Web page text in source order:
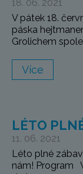
18. 06. 2021
V pátek 18.
páska
Grolichem
Více
LÉTO
11. 06. 2021
Léto plné
nám! Program